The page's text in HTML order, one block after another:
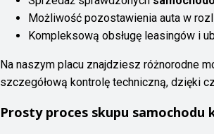
Możliwość pozostawienia auta w
Kompleksową obsługę leasingów i
Na naszym placu znajdziesz różnorodne
szczegółową kontrolę techniczną, dzięki
Prosty proces skupu samochodu